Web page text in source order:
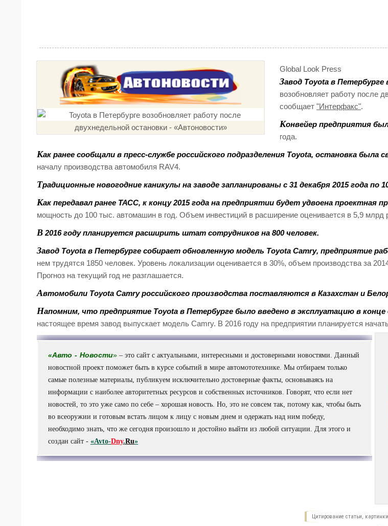
Global Look Press
Завод Toyota в Петербурге
возобновляет работу после
сообщает "Интерфакс".
Конвейер предприятия
года.
Как ранее сообщали в пресс-службе российского подразделения Toyota, остановка была
началу производства автомобиля RAV4.
Традиционные новогодние каникулы на заводе запланированы с 31 декабря 2015 года по
Как передавал ранее ТАСС, к концу 2015 года на предприятии будет удвоена проектная
мощность до 100 тыс. автомашин в год. Объем инвестиций в расширение оценивается в 5,9 млрд
В 2016 году планируется расширить штат сотрудников на 800 человек.
Завод Toyota в Петербурге собирает обновленную модель Toyota Camry, предприятие
нем трудятся 1850 человек. Уровень локализации оценивается в 30%, объем производства за
Прогноз на текущий год не разглашается.
Автомобили Toyota Camry российского производства поставляются в Казахстан и
Напомним, что предприятие Toyota в Петербурге было введено в эксплуатацию в конце
настоящее время завод выпускает модель Camry. В 2016 году на предприятии планируется
«Авто -Новости» – это сайт с актуальными, интересными и достоверными новостями. Данный
новостной проект поможет быть в курсе событий в мире автомототехнике. Мы отбираем только
самые полезные материалы, публикуем исключительно достоверные факты, основываясь на
информации с наиболее авторитетных ресурсов и собственных источников. Говорят, что если нет
новостей, то это уже само по себе – хорошая новость. Но, это не совсем так, потому как, чтобы быть
во всеоружии и готовым встать лицом к лицу с новым днем и одержать над ним победу,
необходимо знать, что же сегодня произошло и достойно выйти из любой ситуации. Для этого и
создан сайт - «Avto-Dny.Ru»
Цитирование статьи,